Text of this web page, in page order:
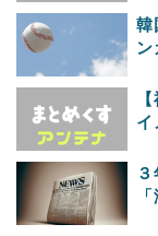
韓
ン
イ